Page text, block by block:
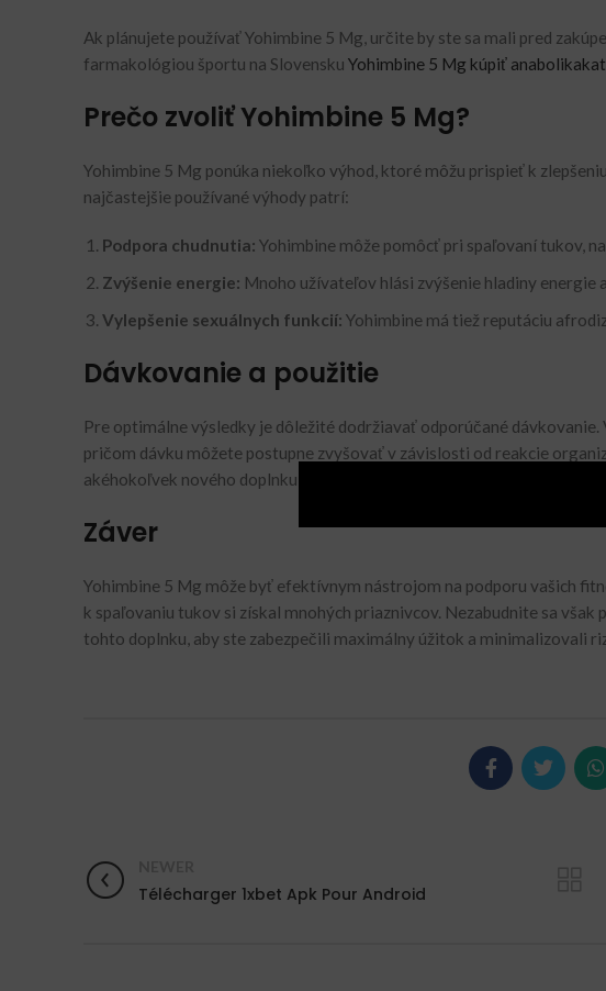
Ak plánujete používať Yohimbine 5 Mg, určite by ste sa mali pred
farmakológiou športu na Slovensku Yohimbine 5 Mg kúpiť
Prečo zvoliť Yohimbine 5 Mg?
Yohimbine 5 Mg ponúka niekoľko výhod, ktoré môžu prispieť k
najčastejšie používané výhody patrí:
Podpora chudnutia: Yohimbine môže pomôcť pri spaľovaní tukov,
Zvýšenie energie: Mnoho užívateľov hlási zvýšenie hladiny energie
Vylepšenie sexuálnych funkcií: Yohimbine má tiež reputáciu
Dávkovanie a použitie
Pre optimálne výsledky je dôležité dodržiavať odporúčané
pričom dávku môžete postupne zvyšovať v závislosti od reakcie
akéhokoľvek nového doplnku stravy.
Záver
Yohimbine 5 Mg môže byť efektívnym nástrojom na podporu vašich
k spaľovaniu tukov si získal mnohých priaznivcov. Nezabudnite sa
tohto doplnku, aby ste zabezpečili maximálny úžitok a minimalizovali
Télécharger 1xbet Apk Pour Android